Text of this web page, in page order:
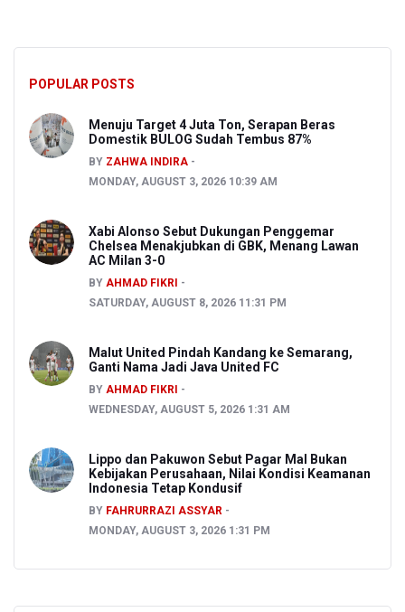
POPULAR POSTS
Menuju Target 4 Juta Ton, Serapan Beras
Domestik BULOG Sudah Tembus 87%
BY ZAHWA INDIRA
MONDAY, AUGUST 3, 2026 10:39 AM
Xabi Alonso Sebut Dukungan Penggemar
Chelsea Menakjubkan di GBK, Menang Lawan
AC Milan 3-0
BY AHMAD FIKRI
SATURDAY, AUGUST 8, 2026 11:31 PM
Malut United Pindah Kandang ke Semarang,
Ganti Nama Jadi Java United FC
BY AHMAD FIKRI
WEDNESDAY, AUGUST 5, 2026 1:31 AM
Lippo dan Pakuwon Sebut Pagar Mal Bukan
Kebijakan Perusahaan, Nilai Kondisi Keamanan
Indonesia Tetap Kondusif
BY FAHRURRAZI ASSYAR
MONDAY, AUGUST 3, 2026 1:31 PM